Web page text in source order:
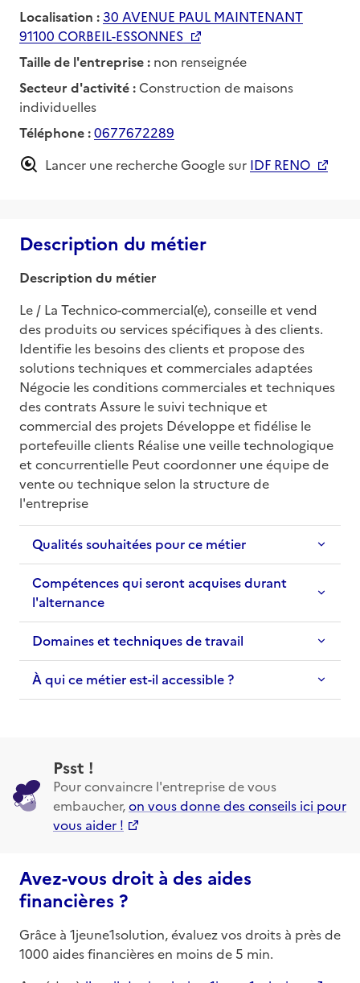
Localisation :30 AVENUE PAUL MAINTENANT
91100 CORBEIL-ESSONNES
Taille de l'entreprise : non renseignée
Secteur d'activité : Construction de maisons
individuelles
Téléphone :0677672289
Lancer une recherche Google sur IDF RENO
Description du métier
Description du métier
Le / La Technico-commercial(e), conseille et vend
des produits ou services spécifiques à des clients.
Identifie les besoins des clients et propose des
solutions techniques et commerciales adaptées
Négocie les conditions commerciales et techniques
des contrats Assure le suivi technique et
commercial des projets Développe et fidélise le
portefeuille clients Réalise une veille technologique
et concurrentielle Peut coordonner une équipe de
vente ou technique selon la structure de
l'entreprise
Qualités souhaitées pour ce métier
Compétences qui seront acquises durant
l'alternance
Domaines et techniques de travail
À qui ce métier est-il accessible ?
Psst !
Pour convaincre l'entreprise de vous
embaucher,on vous donne des conseils ici pour
vous aider !
Avez-vous droit à des aides
financières ?
Grâce à 1jeune1solution, évaluez vos droits à près de
1000 aides financières en moins de 5 min.